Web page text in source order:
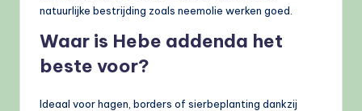
natuurlijke bestrijding zoals neemolie werken goed.
Waar is Hebe addenda het
beste voor?
Ideaal voor hagen, borders of sierbeplanting dankzij